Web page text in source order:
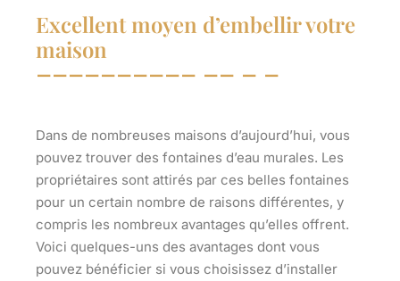
Excellent moyen d’embellir votre
maison
Dans de nombreuses maisons d’aujourd’hui, vous
pouvez trouver des fontaines d’eau murales. Les
propriétaires sont attirés par ces belles fontaines
pour un certain nombre de raisons différentes, y
compris les nombreux avantages qu’elles offrent.
Voici quelques-uns des avantages dont vous
pouvez bénéficier si vous choisissez d’installer